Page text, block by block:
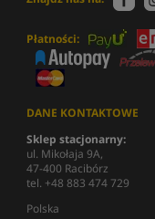
Płatności:
DANE KONTAKTOWE
Sklep stacjonarny:
ul. Mikołaja 9A,
47-400 Racibórz
tel. +48 883 474 729
Polska